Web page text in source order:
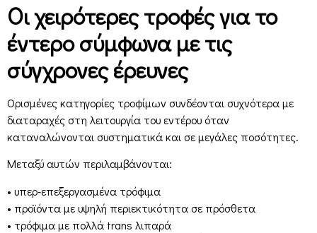
Οι χειρότερες τροφές για το
έντερο σύμφωνα με τις
σύγχρονες έρευνες
Ορισμένες κατηγορίες τροφίμων συνδέονται συχνότερα με
διαταραχές στη λειτουργία του εντέρου όταν
καταναλώνονται συστηματικά και σε μεγάλες ποσότητες.
Μεταξύ αυτών περιλαμβάνονται:
• υπερ-επεξεργασμένα τρόφιμα
• προϊόντα με υψηλή περιεκτικότητα σε πρόσθετα
• τρόφιμα με πολλά trans λιπαρά